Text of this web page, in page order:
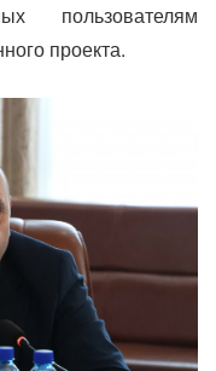
пользователям
проекта.